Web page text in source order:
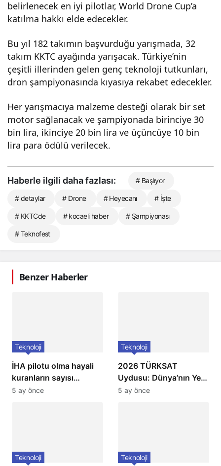
belirlenecek en iyi pilotlar, World Drone Cup’a
katılma hakkı elde edecekler.
Bu yıl 182 takımın başvurduğu yarışmada, 32
takım KKTC ayağında yarışacak. Türkiye’nin
çeşitli illerinden gelen genç teknoloji tutkunları,
dron şampiyonasında kıyasıya rekabet edecekler.
Her yarışmacıya malzeme desteği olarak bir set
motor sağlanacak ve şampiyonada birinciye 30
bin lira, ikinciye 20 bin lira ve üçüncüye 10 bin
lira para ödülü verilecek.
Haberle ilgili daha fazlası: # Başlıyor
# detaylar # Drone # Heyecanı # İşte
# KKTCde # kocaeli haber # Şampiyonası
# Teknofest
Benzer Haberler
İHA pilotu olma hayali
kuranların sayısı
neredeyse üç katına
Teknoloji
5 ay önce
2026 TÜRKSAT
Uydusu: Dünya’nın Yeni
Gözbebeği!
Teknoloji
5 ay önce
Teknoloji Teknoloji